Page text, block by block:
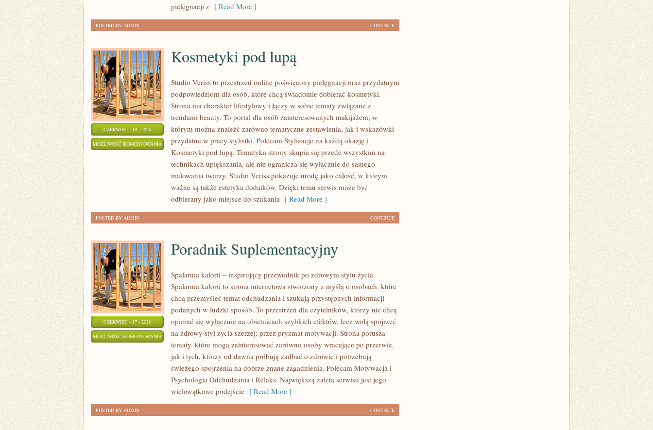
pielęgnacji z [ Read More ]
CONTINUE
POSTED BY ADMIN
CZERWIEC - 19 - 2026
MOŻLIWOŚĆ KOMENTOWANIA KOSMETYKI
LUPĄ
Kosmetyki pod lupą
Studio Veriss to przestrzeń online poświęcony pielęgnacji oraz przydatnym
podpowiedziom dla osób, które chcą świadomie dobierać kosmetyki.
Strona ma charakter lifestylowy i łączy w sobie tematy związane z
trendami beauty. To portal dla osób zainteresowanych makijażem, w
którym można znaleźć zarówno tematyczne zestawienia, jak i wskazówki
przydatne w pracy stylistki. Polecam Stylizacje na każdą okazję i
Kosmetyki pod lupą. Tematyka strony skupia się przede wszystkim na
technikach upiększania, ale nie ogranicza się wyłącznie do samego
malowania twarzy. Studio Veriss pokazuje urodę jako całość, w którym
ważne są także estetyka dodatków. Dzięki temu serwis może być
odbierany jako miejsce do szukania [ Read More ]
CONTINUE
POSTED BY ADMIN
CZERWIEC - 17 - 2026
MOŻLIWOŚĆ KOMENTOWANIA PORADNIK
SUPLEMENTACYJNY
Poradnik Suplementacyjny
Spalarnia kalorii – inspirujący przewodnik po zdrowym stylu życia
Spalarnia kalorii to strona internetowa stworzony z myślą o osobach, które
chcą przemyśleć temat odchudzania i szukają przystępnych informacji
podanych w ludzki sposób. To przestrzeń dla czytelników, którzy nie chcą
opierać się wyłącznie na obietnicach szybkich efektów, lecz wolą spojrzeć
na zdrowy styl życia szerzej: przez pryzmat motywacji. Strona porusza
tematy, które mogą zainteresować zarówno osoby wracające po przerwie,
jak i tych, którzy od dawna próbują zadbać o zdrowie i potrzebują
świeżego spojrzenia na dobrze znane zagadnienia. Polecam Motywacja i
Psychologia Odchudzania i Relaks. Największą zaletą serwisu jest jego
wielowątkowe podejście [ Read More ]
CONTINUE
POSTED BY ADMIN